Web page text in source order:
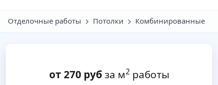
Отделочные работы Потолки Комбинированные
от 270руб за м2работы